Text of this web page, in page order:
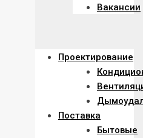
Вакансии
Проектирование
Поставка
Бытовые